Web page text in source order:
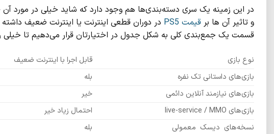
در این زمینه یک سری دسته‌بندی‌ها هم وجود دارد که شاید خیلی در مورد
و تاثیر آن ها بر قیمت PS5
در دوران قطعی اینترنت یا اینترنت ضعیف داشته
قسمت یک جمع‌بندی کلی به شکل جدول در اختیارتان قرار می‌دهیم تا خیلی
نوع بازی قابل اجرا با اینترنت ضعیف
بازی‌های داستانی تک ‌نفره
بله
بازی‌های نیازمند آنلاین دائمی
خیر
بازی‌های live-service / MMO
احتمال زیاد خیر
نسخه‌های دیسک معمولی
بله